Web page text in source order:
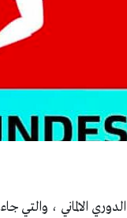
الالماني ، والتي